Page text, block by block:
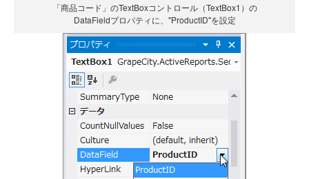
「商品コード」のTextBoxコントロール（TextBox1）の
DataFieldプロパティに、"ProductID"を設定